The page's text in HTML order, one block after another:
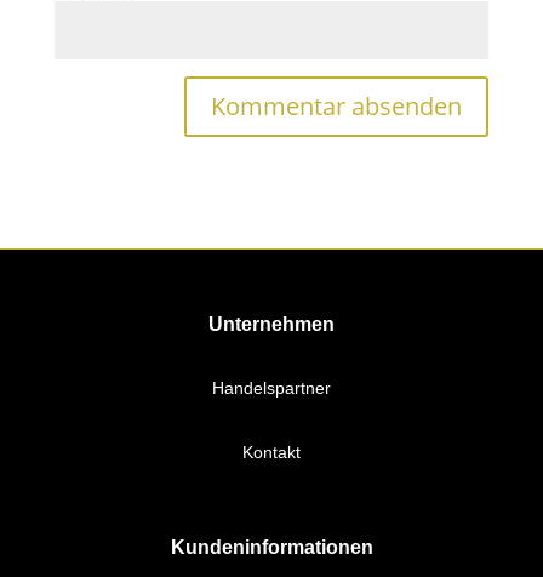
Unternehmen
Handelspartner
Kontakt
Kundeninformationen